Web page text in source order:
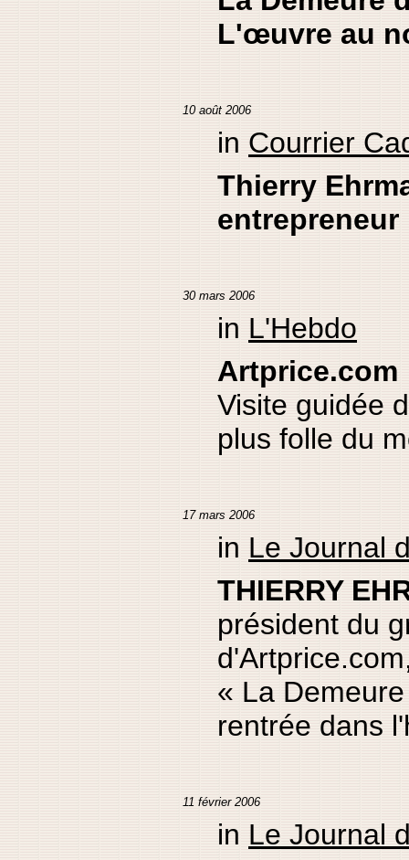
L'œuvre au
10 août 2006
in Courrier
Thierry
entrepreneur
30 mars 2006
in L'Hebdo
Artprice.com
Visite guidée
plus folle du
17 mars 2006
in Le Journal
THIERRY
président du
« La
rentrée dans
11 février 2006
in Le Journal